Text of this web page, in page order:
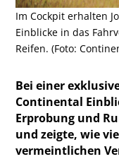
Im Cockpit erhalten
Einblicke in das
Reifen. (Foto:
Bei einer
Continental
Erprobung und
und zeigte, wie
vermeintlichen